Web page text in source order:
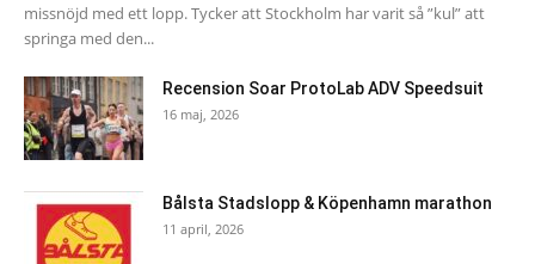
missnöjd med ett lopp. Tycker att Stockholm har varit så ”kul” att
springa med den...
Recension Soar ProtoLab ADV Speedsuit
16 maj, 2026
Bålsta Stadslopp & Köpenhamn marathon
11 april, 2026